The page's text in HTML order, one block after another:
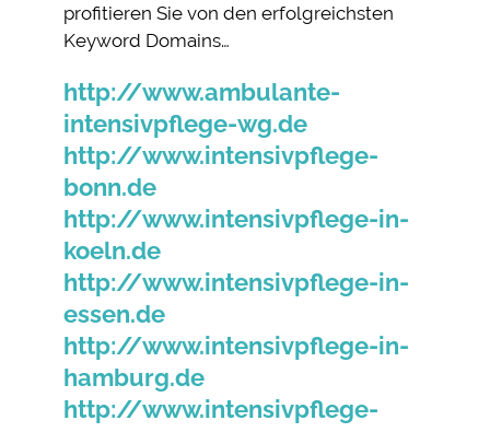
profitieren Sie von den erfolgreichsten
Keyword Domains…
http://www.ambulante-
intensivpflege-wg.de
http://www.intensivpflege-
bonn.de
http://www.intensivpflege-in-
koeln.de
http://www.intensivpflege-in-
essen.de
http://www.intensivpflege-in-
hamburg.de
http://www.intensivpflege-